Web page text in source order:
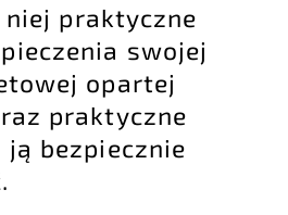
praktyczne
swojej
opartej
praktyczne
bezpiecznie